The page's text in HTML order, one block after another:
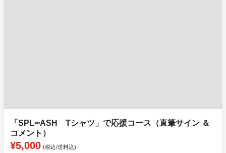
「SPL∞ASH Tシャツ」で応援コース（直筆サイン ＆
コメント）
¥5,000 (税込/送料込)